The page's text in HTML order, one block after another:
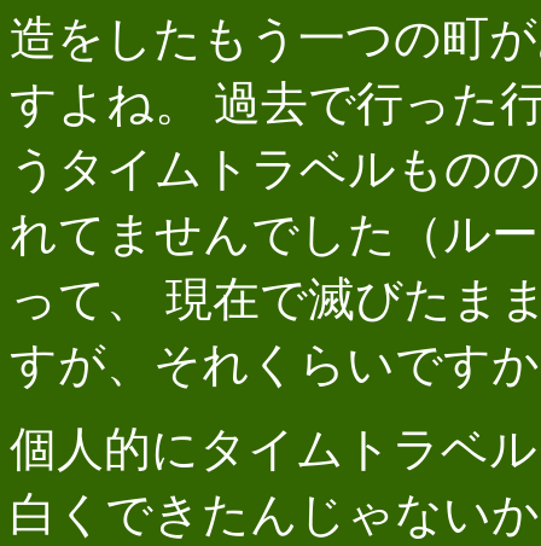
造をしたもう一つの町
すよね。 過去で行った
うタイムトラベルもの
れてませんでした（ル
って、 現在で滅びたま
すが、それくらいです
個人的にタイムトラベ
白くできたんじゃない